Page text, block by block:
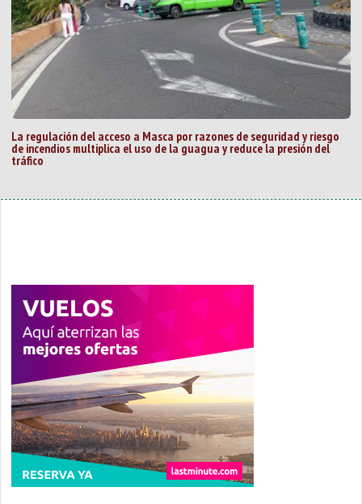
La regulación del acceso a Masca por razones de seguridad y riesgo
de incendios multiplica el uso de la guagua y reduce la presión del
tráfico